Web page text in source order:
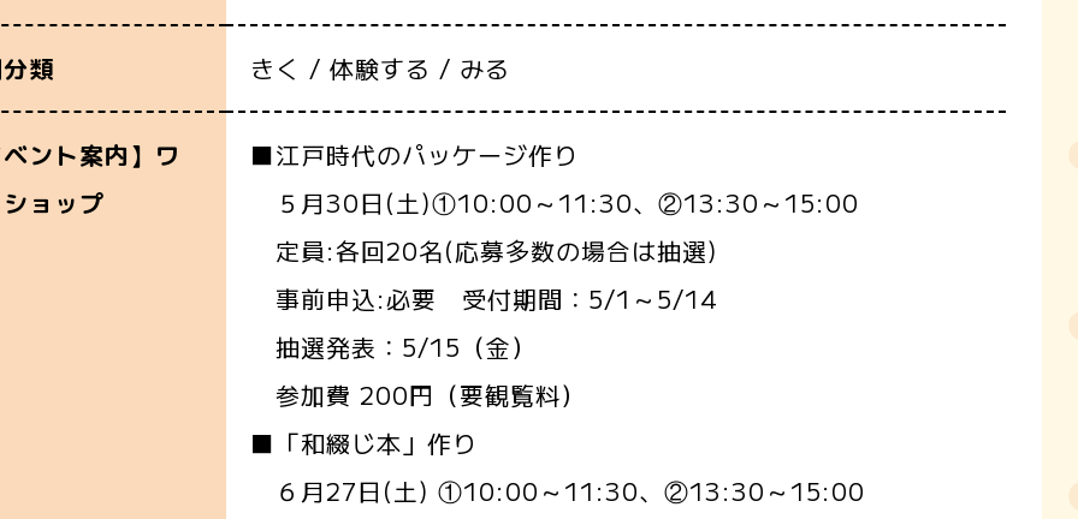
類 きく / 体験する / みる
ント案内】ワ
ョップ
■江戸時代のパッケージ作り
５月30日(土)①10:00～11:30、②13:30～15:00
定員:各回20名(応募多数の場合は抽選)
事前申込:必要 受付期間：5/1～5/14
抽選発表：5/15（金）
参加費 200円（要観覧料）
■「和綴じ本」作り
６月27日(土) ①10:00～11:30、②13:30～15:00